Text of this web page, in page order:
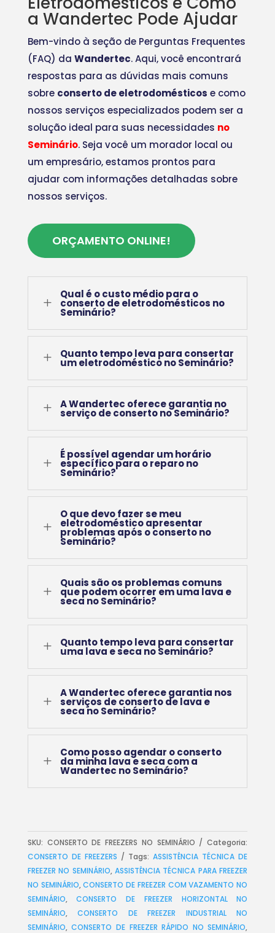
a Wandertec Pode Ajudar
Bem-vindo à seção de Perguntas Frequentes
(FAQ) da Wandertec. Aqui, você encontrará
respostas para as dúvidas mais comuns
sobre conserto de eletrodomésticos e como
nossos serviços especializados podem ser a
solução ideal para suas necessidades no
Seminário. Seja você um morador local ou
um empresário, estamos prontos para
ajudar com informações detalhadas sobre
nossos serviços.
ORÇAMENTO ONLINE!
L
Qual é o custo médio para o
conserto de eletrodomésticos no
Seminário?
L Quanto tempo leva para consertar
um eletrodoméstico no Seminário?
L A Wandertec oferece garantia no
serviço de conserto no Seminário?
L
É possível agendar um horário
específico para o reparo no
Seminário?
L
O que devo fazer se meu
eletrodoméstico apresentar
problemas após o conserto no
Seminário?
L
Quais são os problemas comuns
que podem ocorrer em uma lava e
seca no Seminário?
L Quanto tempo leva para consertar
uma lava e seca no Seminário?
L
A Wandertec oferece garantia nos
serviços de conserto de lava e
seca no Seminário?
L
Como posso agendar o conserto
da minha lava e seca com a
Wandertec no Seminário?
SKU: CONSERTO DE FREEZERS NO SEMINÁRIO
Categoria:
CONSERTO DE FREEZERS
Tags:ASSISTÊNCIA TÉCNICA DE
FREEZER NO SEMINÁRIO, ASSISTÊNCIA TÉCNICA PARA FREEZER
NO SEMINÁRIO,CONSERTO DE FREEZER COM VAZAMENTO NO
SEMINÁRIO,CONSERTO DE FREEZER HORIZONTAL NO
SEMINÁRIO,CONSERTO DE FREEZER INDUSTRIAL NO
SEMINÁRIO,CONSERTO DE FREEZER RÁPIDO NO SEMINÁRIO,